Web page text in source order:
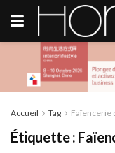
Accueil Tag Faïencerie
Étiquette :